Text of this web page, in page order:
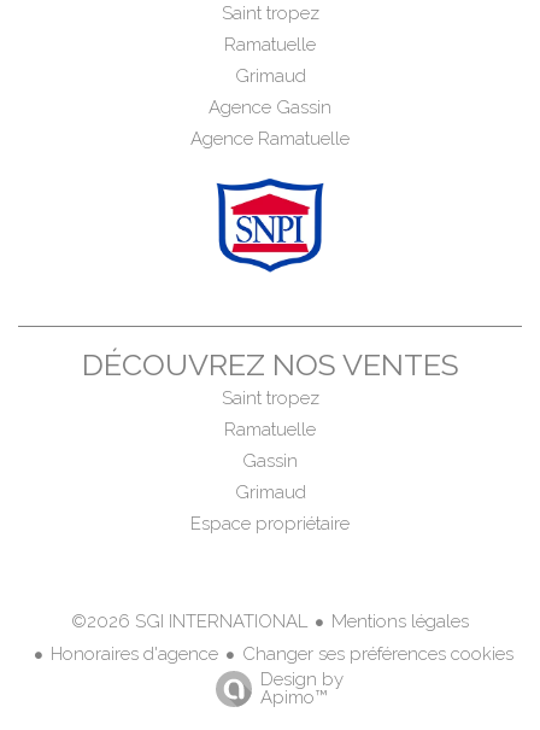
Saint tropez
Ramatuelle
Grimaud
Agence Gassin
Agence Ramatuelle
DÉCOUVREZ NOS VENTES
Saint tropez
Ramatuelle
Gassin
Grimaud
Espace propriétaire
©2026 SGI INTERNATIONAL
Mentions légales
Honoraires d'agence
Changer ses préférences cookies
Design by
Apimo™